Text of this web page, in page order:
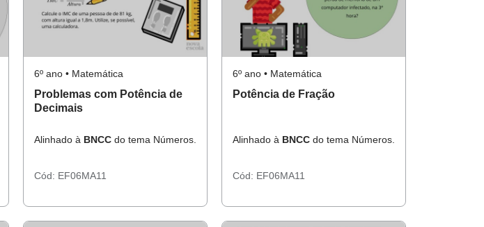
6º ano • Matemática
Problemas com Potência de
Decimais
Alinhado à BNCC do tema Números.
Cód: EF06MA11
6º ano • Matemática
Potência de Fração
Alinhado à BNCC do tema Números.
Cód: EF06MA11